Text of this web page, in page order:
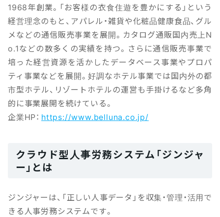
1968年創業。「お客様の衣食住遊を豊かにする」という
経営理念のもと、アパレル・雑貨や化粧品健康食品、グル
メなどの通信販売事業を展開。カタログ通販国内売上N
o.1などの数多くの実績を持つ。さらに通信販売事業で
培った経営資源を活かしたデータベース事業やプロパ
ティ事業などを展開。好調なホテル事業では国内外の都
市型ホテル、リゾートホテルの運営も手掛けるなど多角
的に事業展開を続けている。
企業HP： https://www.belluna.co.jp/
クラウド型人事労務システム「ジンジャ
ー」とは
ジンジャーは、「正しい人事データ」を収集・管理・活用で
きる人事労務システムです。